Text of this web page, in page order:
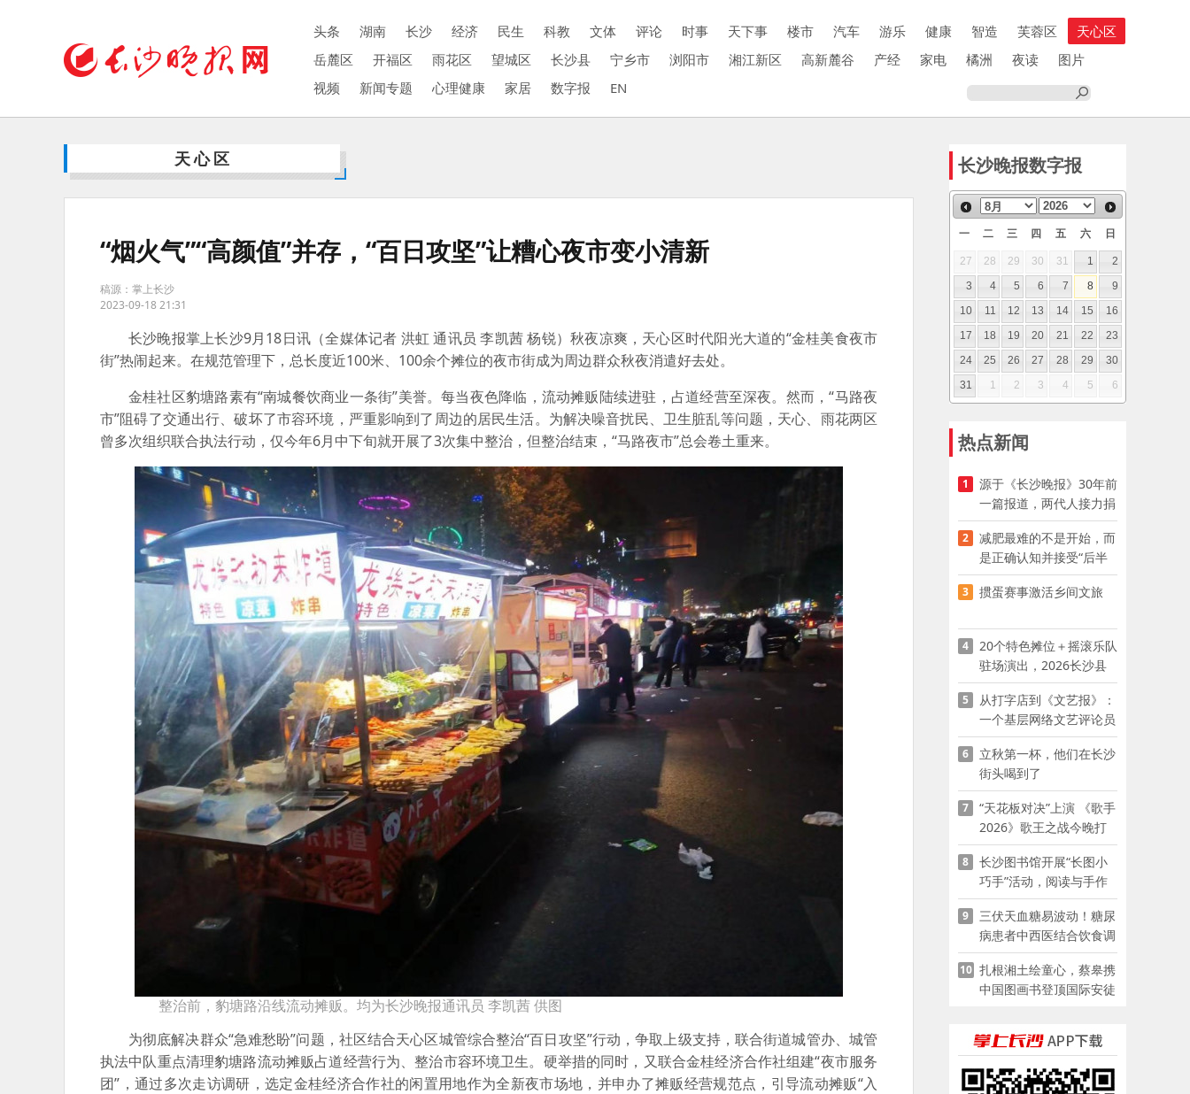
头条 湖南 长沙 经济 民生 科教 文体 评论 时事 天下事 楼市 汽车 游乐 健康 智造 芙蓉区
天心区
岳麓区
开福区 雨花区 望城区 长沙县 宁乡市 浏阳市 湘江新区 高新麓谷 产经 家电 橘洲 夜读
图片
视频
新闻专题 心理健康 家居 数字报 EN
天心区
“烟火气”“高颜值”并存，“百日攻坚”让糟心夜市变小清新
稿源：掌上长沙
2023-09-18 21:31
长沙晚报掌上长沙9月18日讯（全媒体记者 洪虹 通讯员 李凯茜 杨锐）秋夜凉爽，天心区时代阳光大道的“金桂美食夜市
街”热闹起来。在规范管理下，总长度近100米、100余个摊位的夜市街成为周边群众秋夜消遣好去处。
金桂社区豹塘路素有“南城餐饮商业一条街”美誉。每当夜色降临，流动摊贩陆续进驻，占道经营至深夜。然而，“马路夜
市”阻碍了交通出行、破坏了市容环境，严重影响到了周边的居民生活。为解决噪音扰民、卫生脏乱等问题，天心、雨花两区
曾多次组织联合执法行动，仅今年6月中下旬就开展了3次集中整治，但整治结束，“马路夜市”总会卷土重来。
整治前，豹塘路沿线流动摊贩。均为长沙晚报通讯员 李凯茜 供图
为彻底解决群众“急难愁盼”问题，社区结合天心区城管综合整治“百日攻坚”行动，争取上级支持，联合街道城管办、城管
执法中队重点清理豹塘路流动摊贩占道经营行为、整治市容环境卫生。硬举措的同时，又联合金桂经济合作社组建“夜市服务
团”，通过多次走访调研，选定金桂经济合作社的闲置用地作为全新夜市场地，并申办了摊贩经营规范点，引导流动摊贩“入
长沙晚报数字报
一 二 三 四 五 六 日
27 28 29 30 31 1
2
3
4 5 6 7 8
9
10
11 12 13 14 15
16
17
18 19 20 21 22
23
24
25 26 27 28 29
30
31
1 2 3 4 5 6
热点新闻
1
源于《长沙晚报》30年前
一篇报道，两代人接力捐
资助学
2
减肥最难的不是开始，而
是正确认知并接受“后半
程”
3 掼蛋赛事激活乡间文旅
4
20个特色摊位＋摇滚乐队
驻场演出，2026长沙县
夜市嘉年华启幕
5
从打字店到《文艺报》：
一个基层网络文艺评论员
的突围
6
立秋第一杯，他们在长沙
街头喝到了
7
“天花板对决”上演 《歌手
2026》歌王之战今晚打
响
8
长沙图书馆开展“长图小
巧手”活动，阅读与手作
赋能少儿暑期成长
9
三伏天血糖易波动！糖尿
病患者中西医结合饮食调
养指南
10 扎根湘土绘童心，蔡皋携
中国图画书登顶国际安徒